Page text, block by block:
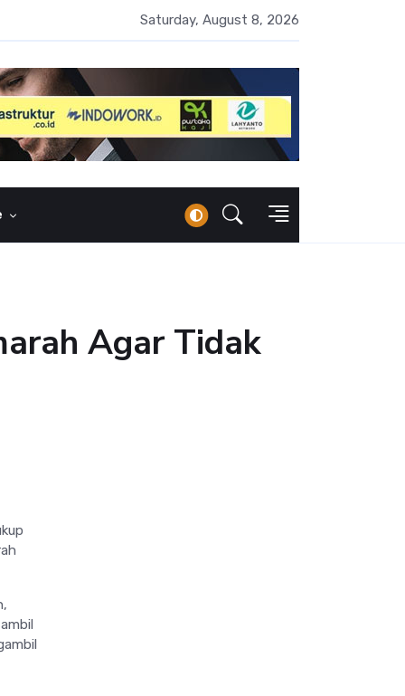
Naik 100 Bps, Destry Sebut Stabilitas Rupiah Jadi Prioritas
Saturday, August 8, 2026
Agar Tidak